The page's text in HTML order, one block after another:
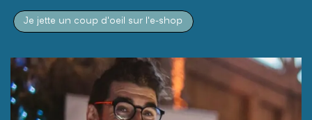
Je jette un coup d'oeil sur l'e-shop